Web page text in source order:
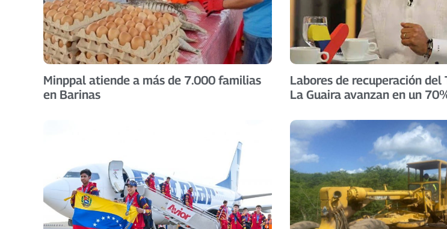
Minppal atiende a más de 7.000 familias
en Barinas
Labores de recuperación del
La Guaira avanzan en un